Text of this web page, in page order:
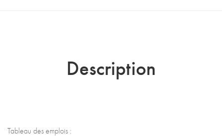
Description
Tableau des emplois :